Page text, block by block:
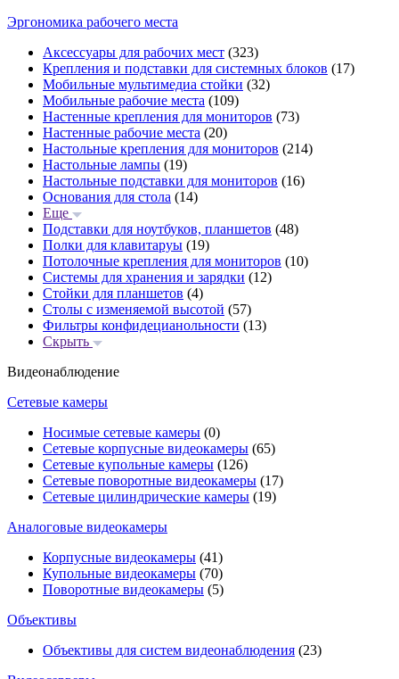
Эргономика рабочего места
Аксессуары для рабочих мест (323)
Крепления и подставки для системных блоков (17)
Мобильные мультимедиа стойки (32)
Мобильные рабочие места (109)
Настенные крепления для мониторов (73)
Настенные рабочие места (20)
Настольные крепления для мониторов (214)
Настольные лампы (19)
Настольные подставки для мониторов (16)
Основания для стола (14)
Еще
Подставки для ноутбуков, планшетов (48)
Полки для клавитаруы (19)
Потолочные крепления для мониторов (10)
Системы для хранения и зарядки (12)
Стойки для планшетов (4)
Столы с изменяемой высотой (57)
Фильтры конфидецианольности (13)
Скрыть
Видеонаблюдение
Сетевые камеры
Носимые сетевые камеры (0)
Сетевые корпусные видеокамеры (65)
Сетевые купольные камеры (126)
Сетевые поворотные видеокамеры (17)
Сетевые цилиндрические камеры (19)
Аналоговые видеокамеры
Корпусные видеокамеры (41)
Купольные видеокамеры (70)
Поворотные видеокамеры (5)
Объективы
Объективы для систем видеонаблюдения (23)